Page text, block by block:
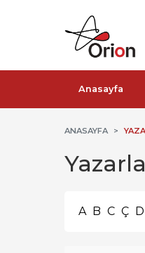
Anasayfa
ANASAYFA
A B C Ç D